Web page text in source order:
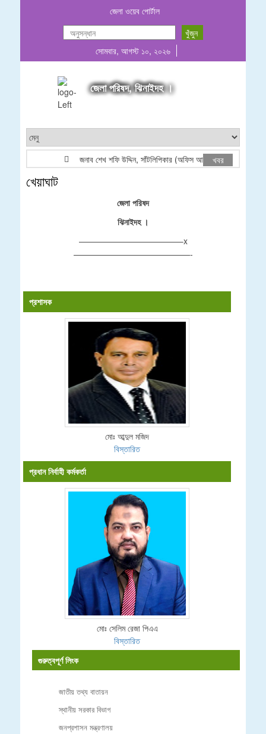
জেলা ওয়েব পোর্টাল
সোমবার, আগস্ট ১০, ২০২৬
জেলা পরিষদ, ঝিনাইদহ ।
জনাব শেখ শফি উদ্দিন, সাঁটলিপিকার (অফিস আদেশ) খবর
খেয়াঘাট
জেলা পরিষদ
ঝিনাইদহ ।
————————————–x
——————————————-
প্রশাসক
মোঃ আব্দুল মজিদ
বিস্তারিত
প্রধান নির্বাহী কর্মকর্তা
মোঃ সেলিম রেজা পিএএ
বিস্তারিত
গুরুত্বপূর্ণ লিংক
জাতীয় তথ্য বাতায়ন
স্থানীয় সরকার বিভাগ
জনপ্রশাসন মন্ত্রণালয়